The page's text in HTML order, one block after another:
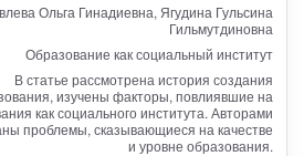
Ольга Гинадиевна, Ягудина Гульсина
Гильмутдиновна
Образование как социальный институт
В статье рассмотрена история создания
изучены факторы, повлиявшие на
как социального института. Авторами
проблемы, сказывающиеся на качестве
и уровне образования.